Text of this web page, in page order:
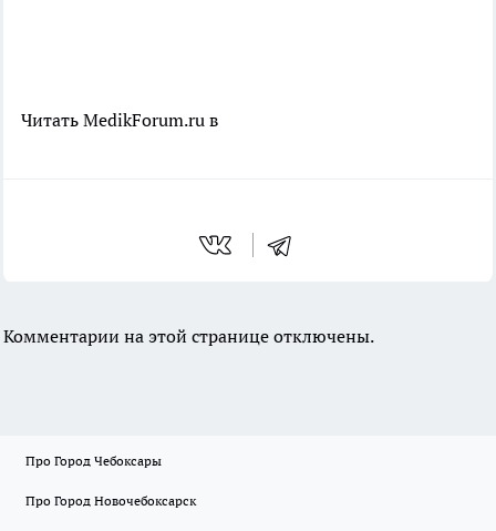
Читать MedikForum.ru в
Комментарии на этой странице отключены.
Про Город Чебоксары
Про Город Новочебоксарск